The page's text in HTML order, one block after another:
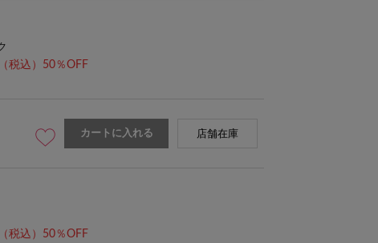
（税込）50％OFF
カートに入れる 店舗在庫
（税込）50％OFF